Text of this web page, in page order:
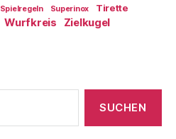
Spielregeln Superinox
Tirette
Wurfkreis Zielkugel